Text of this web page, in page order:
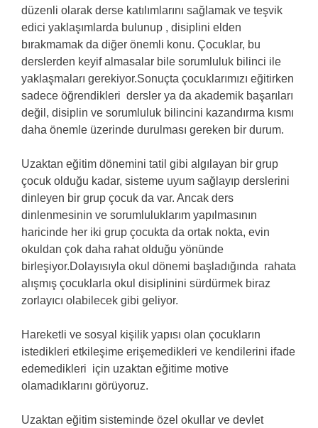
düzenli olarak derse katılımlarını sağlamak ve teşvik
edici yaklaşımlarda bulunup , disiplini elden
bırakmamak da diğer önemli konu. Çocuklar, bu
derslerden keyif almasalar bile sorumluluk bilinci ile
yaklaşmaları gerekiyor.Sonuçta çocuklarımızı eğitirken
sadece öğrendikleri dersler ya da akademik başarıları
değil, disiplin ve sorumluluk bilincini kazandırma kısmı
daha önemle üzerinde durulması gereken bir durum.
Uzaktan eğitim dönemini tatil gibi algılayan bir grup
çocuk olduğu kadar, sisteme uyum sağlayıp derslerini
dinleyen bir grup çocuk da var. Ancak ders
dinlenmesinin ve sorumluluklarım yapılmasının
haricinde her iki grup çocukta da ortak nokta, evin
okuldan çok daha rahat olduğu yönünde
birleşiyor.Dolayısıyla okul dönemi başladığında rahata
alışmış çocuklarla okul disiplinini sürdürmek biraz
zorlayıcı olabilecek gibi geliyor.
Hareketli ve sosyal kişilik yapısı olan çocukların
istedikleri etkileşime erişemedikleri ve kendilerini ifade
edemedikleri için uzaktan eğitime motive
olamadıklarını görüyoruz.
Uzaktan eğitim sisteminde özel okullar ve devlet